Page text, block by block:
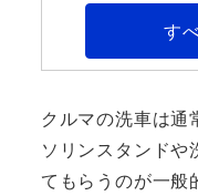
す
クルマの洗車は
ソリンスタンドや
てもらうのが一般